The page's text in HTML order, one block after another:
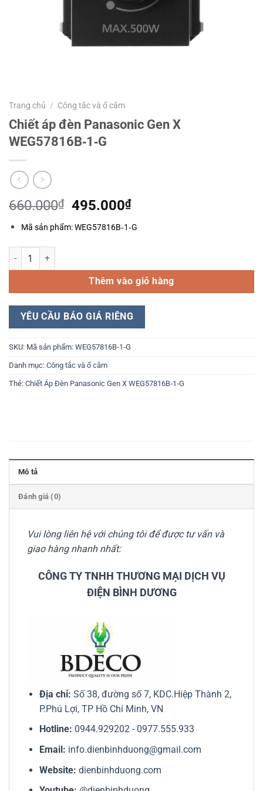
Trang chủ / Công tắc và ổ cắm
Chiết áp đèn Panasonic Gen X
WEG57816B‑1‑G
660.000₫
Giá
là:
495.000₫Giá
tại
Mã sản phẩm: WEG57816B‑1‑G
Chiết áp đèn Panasonic Gen X WEG57816B‑1‑G số lượng
Thêm vào giỏ hàng
YÊU CẦU BÁO GIÁ RIÊNG
SKU: Mã sản phẩm: WEG57816B‑1‑G
Danh mục: Công tắc và ổ cắm
Thẻ: Chiết Áp Đèn Panasonic Gen X WEG57816B‑1‑G
Mô tả
Đánh giá (0)
Vui lòng liên hệ với chúng tôi để được tư vấn và
giao hàng nhanh nhất:
CÔNG TY TNHH THƯƠNG MẠI DỊCH VỤ
ĐIỆN BÌNH DƯƠNG
Địa chỉ: Số 38, đường số 7, KDC.Hiệp Thành 2,
P.Phú Lợi, TP Hồ Chí Minh, VN
Hotline: 0944.929202- 0977.555.933
Email: info.dienbinhduong@gmail.com
Website: dienbinhduong.com